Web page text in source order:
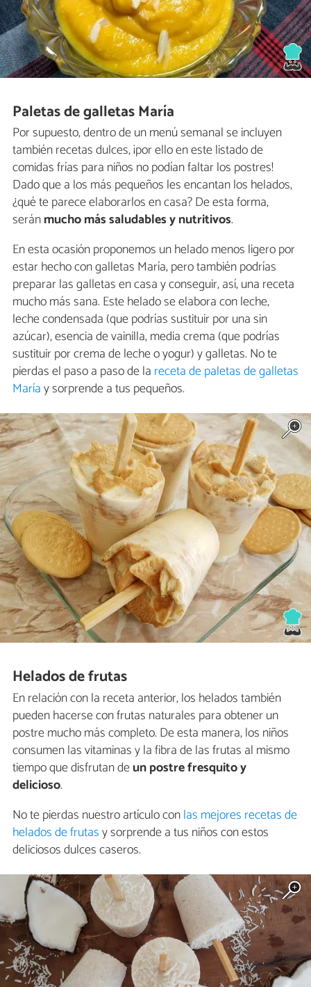
Paletas de galletas María
Por supuesto, dentro de un menú semanal se incluyen
también recetas dulces, ¡por ello en este listado de
comidas frías para niños no podían faltar los postres!
Dado que a los más pequeños les encantan los helados,
¿qué te parece elaborarlos en casa? De esta forma,
seránmucho más saludables y nutritivos.
En esta ocasión proponemos un helado menos ligero por
estar hecho con galletas María, pero también podrías
preparar las galletas en casa y conseguir, así, una receta
mucho más sana. Este helado se elabora con leche,
leche condensada (que podrías sustituir por una sin
azúcar), esencia de vainilla, media crema (que podrías
sustituir por crema de leche o yogur) y galletas. No te
pierdas el paso a paso de la receta de paletas de galletas
Maríay sorprende a tus pequeños.
Helados de frutas
En relación con la receta anterior, los helados también
pueden hacerse con frutas naturales para obtener un
postre mucho más completo. De esta manera, los niños
consumen las vitaminas y la fibra de las frutas al mismo
tiempo que disfrutan deun postre fresquito y
delicioso.
No te pierdas nuestro artículo conlas mejores recetas de
helados de frutasy sorprende a tus niños con estos
deliciosos dulces caseros.